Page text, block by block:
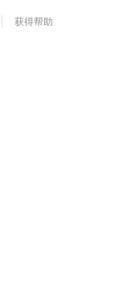
获得帮助